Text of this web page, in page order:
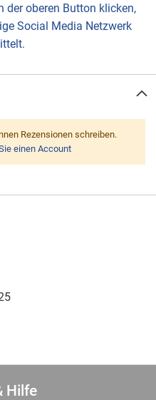
der oberen Button klicken,
Social Media Netzwerk
Rezensionen schreiben.
einen Account
Hilfe